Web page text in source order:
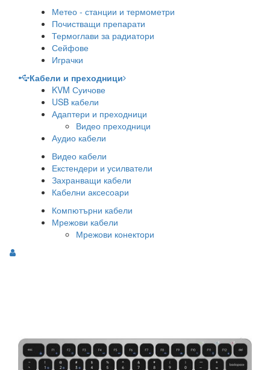
Метео - станции и термометри
Почистващи препарати
Термоглави за радиатори
Сейфове
Играчки
Кабели и преходници
KVM Суичове
USB кабели
Адаптери и преходници
Видео преходници
Аудио кабели
Видео кабели
Екстендери и усилватели
Захранващи кабели
Кабелни аксесоари
Компютърни кабели
Мрежови кабели
Мрежови конектори